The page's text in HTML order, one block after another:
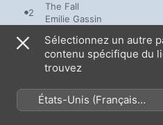
2
The Fall
Emilie Gassin
3
Come Home With Me
Emilie Gassin
4
Emilie Gassin
Fränk
Sélectionnez un autre
contenu spécifique du
trouvez
États-Unis (Français
France)